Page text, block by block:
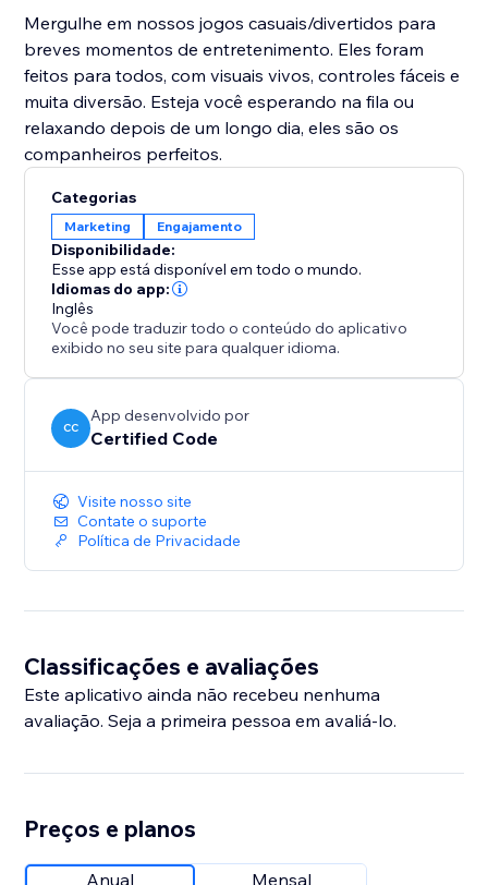
Mergulhe em nossos jogos casuais/divertidos para
breves momentos de entretenimento. Eles foram
feitos para todos, com visuais vivos, controles fáceis e
muita diversão. Esteja você esperando na fila ou
relaxando depois de um longo dia, eles são os
companheiros perfeitos.
Categorias
Marketing Engajamento
Disponibilidade:
Esse app está disponível em todo o mundo.
Idiomas do app:
Inglês
Você pode traduzir todo o conteúdo do aplicativo
exibido no seu site para qualquer idioma.
CC
App desenvolvido por
Certified Code
Visite nosso site
Contate o suporte
Política de Privacidade
Classificações e avaliações
Este aplicativo ainda não recebeu nenhuma
avaliação. Seja a primeira pessoa em avaliá-lo.
Preços e planos
Anual Mensal